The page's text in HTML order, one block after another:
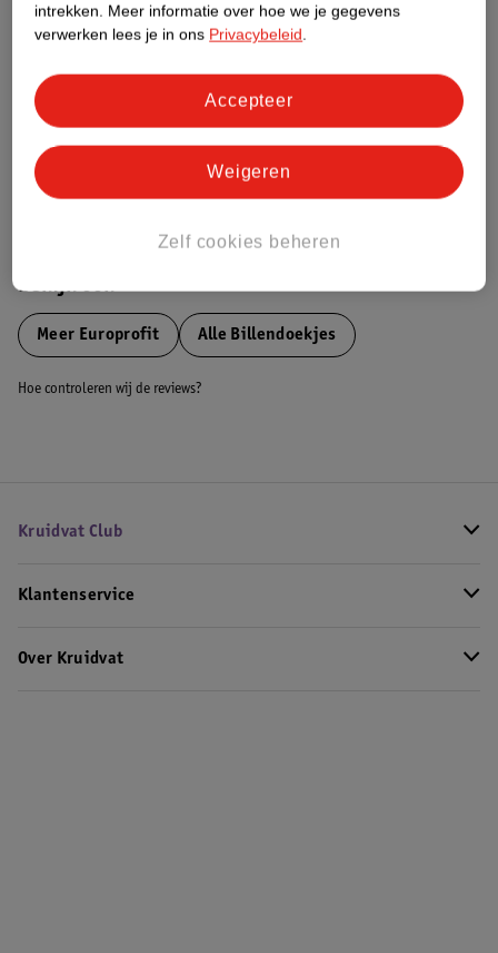
Nature Impact Score
Impact Score.
Meer informatie
Bestel & Bezorginformatie
Bekijk ook
Meer Europrofit Alle Billendoekjes
Hoe controleren wij de reviews?
Kruidvat Club
Klantenservice
Over Kruidvat
intrekken. Meer informatie over hoe we je gegevens
verwerken lees je in ons Privacybeleid.
Zelf cookies beheren
Weigeren
Accepteer